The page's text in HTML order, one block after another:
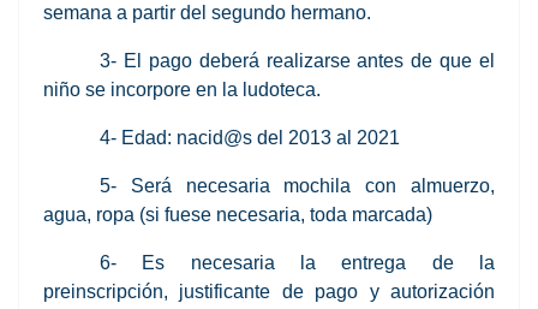
semana a partir del segundo hermano.
3- El pago deberá realizarse antes de que el
niño se incorpore en la ludoteca.
4- Edad: nacid@s del 2013 al 2021
5- Será necesaria mochila con almuerzo,
agua, ropa (si fuese necesaria, toda marcada)
6- Es necesaria la entrega de la
preinscripción, justificante de pago y autorización